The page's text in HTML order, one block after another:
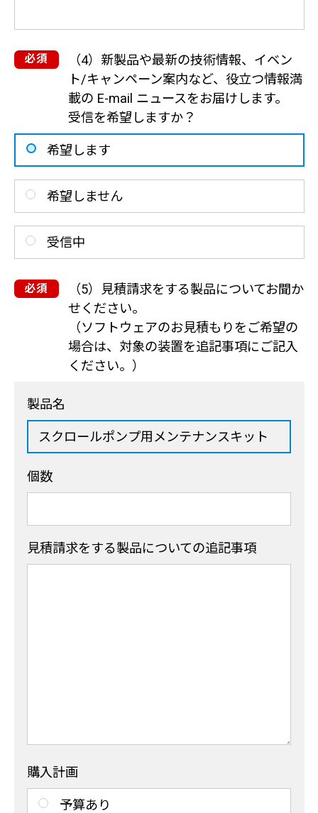
（4）新製品や最新の技術情報、イベン
ト/キャンペーン案内など、役立つ情報満
載の E-mail ニュースをお届けします。
受信を希望しますか？
希望します
希望しません
受信中
（5）見積請求をする製品についてお聞か
せください。
（ソフトウェアのお見積もりをご希望の
場合は、対象の装置を追記事項にご記入
ください。）
製品名
個数
見積請求をする製品についての追記事項
購入計画
予算あり